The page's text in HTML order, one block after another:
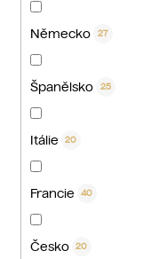
Německo 27
Španělsko 25
Itálie 20
Francie 40
Česko 20